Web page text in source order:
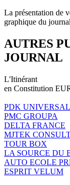
La présentation de
graphique du journal
AUTRES
JOURNAL
L'Itinérant
en Constitution
PDK UNIVERSAL
PMC GROUPA
DELTA FRANCE
MJTEK
TOUR BOX
LA SOURCE DU
AUTO ECOLE
ESPRIT VELUM